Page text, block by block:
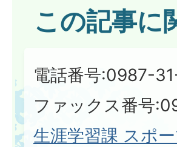
この記事に
電話番号:0987-
ファックス番号
生涯学習課 スポ